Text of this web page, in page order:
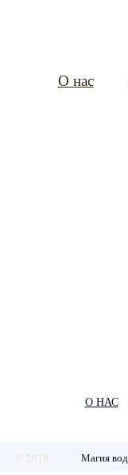
О нас
О НАС
© 2018 Магия